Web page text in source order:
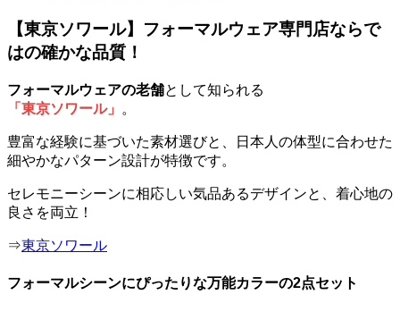
【東京ソワール】フォーマルウェア専門店ならで
はの確かな品質！
フォーマルウェアの老舗として知られる
「東京ソワール」
。
豊富な経験に基づいた素材選びと、日本人の体型に合わせた
細やかなパターン設計が特徴です。
セレモニーシーンに相応しい気品あるデザインと、着心地の
良さを両立！
⇒東京ソワール
フォーマルシーンにぴったりな万能カラーの2点セット